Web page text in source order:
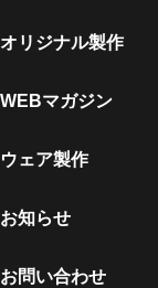
オリジナル製作
WEBマガジン
ウェア製作
お知らせ
お問い合わせ